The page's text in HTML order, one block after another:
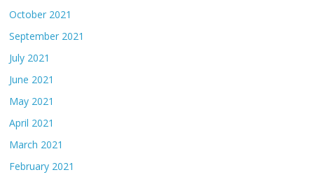
October 2021
September 2021
July 2021
June 2021
May 2021
April 2021
March 2021
February 2021